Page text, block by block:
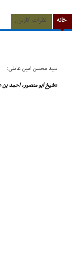
خانه نظرات کاربران
سید محسن امین عاملى:
«شیخ ابو منصور، احمد